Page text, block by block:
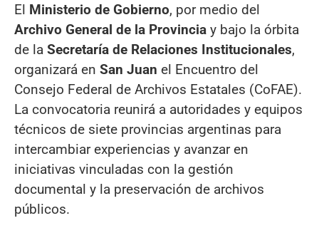
El Ministerio de Gobierno, por medio del
Archivo General de la Provincia y bajo la órbita
de la Secretaría de Relaciones Institucionales,
organizará en San Juan el Encuentro del
Consejo Federal de Archivos Estatales (CoFAE).
La convocatoria reunirá a autoridades y equipos
técnicos de siete provincias argentinas para
intercambiar experiencias y avanzar en
iniciativas vinculadas con la gestión
documental y la preservación de archivos
públicos.